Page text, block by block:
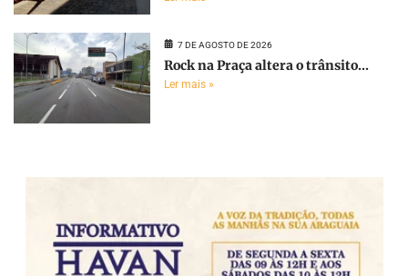
7 DE AGOSTO DE 2026
Rock na Praça altera o trânsito...
Ler mais »